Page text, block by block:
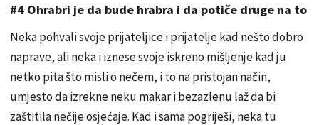
#4 Ohrabri je da bude hrabra i da potiče druge na to
Neka pohvali svoje prijateljice i prijatelje kad nešto dobro
naprave, ali neka i iznese svoje iskreno mišljenje kad ju
netko pita što misli o nečem, i to na pristojan način,
umjesto da izrekne neku makar i bezazlenu laž da bi
zaštitila nečije osjećaje. Kad i sama pogriješi, neka tu